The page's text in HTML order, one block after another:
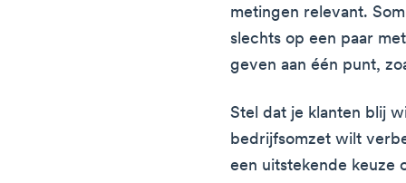
metingen relevant.
slechts op een paar
geven aan één punt,
Stel dat je klanten blij
bedrijfsomzet wilt
een uitstekende keuze